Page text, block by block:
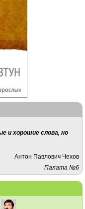
и хорошие слова, но
Антон Павлович Чехов
Палата №6